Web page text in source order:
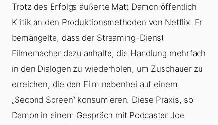
Trotz des Erfolgs äußerte Matt Damon öffentlich
Kritik an den Produktionsmethoden von Netflix. Er
bemängelte, dass der Streaming-Dienst
Filmemacher dazu anhalte, die Handlung mehrfach
in den Dialogen zu wiederholen, um Zuschauer zu
erreichen, die den Film nebenbei auf einem
„Second Screen“ konsumieren. Diese Praxis, so
Damon in einem Gespräch mit Podcaster Joe